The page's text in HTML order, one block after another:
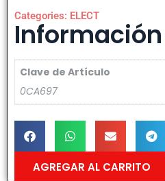
Categories: ELECT
Clave de Artículo
0CA697
AGREGAR AL CARRITO